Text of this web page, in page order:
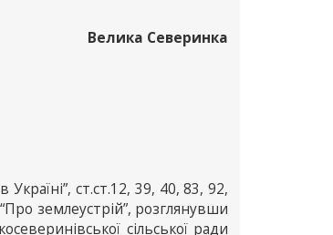
Велика Северинка
ст.ст.12, 39, 40, 83, 92,
землеустрій”, розглянувши
сільської ради